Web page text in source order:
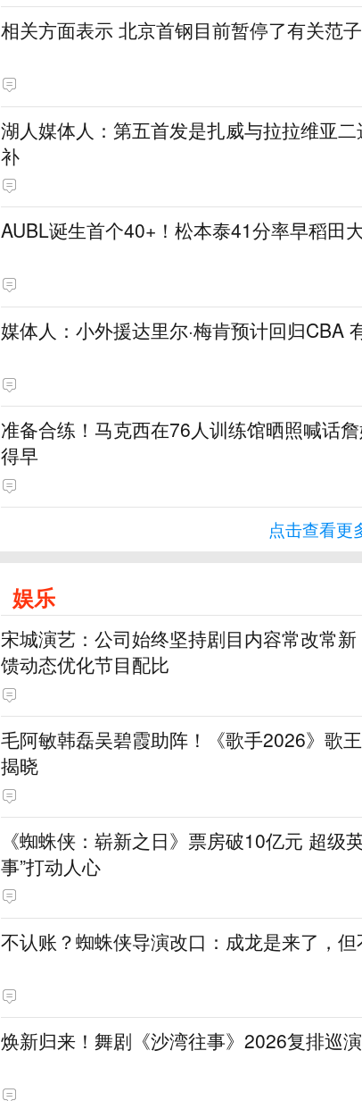
相关方面表示 北京首钢目前暂停了有关范
湖人媒体人：第五首发是扎威与拉拉维亚
补
AUBL诞生首个40+！松本泰41分率早稻田
媒体人：小外援达里尔·梅肯预计回归CBA
准备合练！马克西在76人训练馆晒照喊话
得早
点击查看更
娱乐
宋城演艺：公司始终坚持剧目内容常改常
馈动态优化节目配比
毛阿敏韩磊吴碧霞助阵！《歌手2026》歌
揭晓
《蜘蛛侠：崭新之日》票房破10亿元 超级
事”打动人心
不认账？蜘蛛侠导演改口：成龙是来了，
焕新归来！舞剧《沙湾往事》2026复排巡